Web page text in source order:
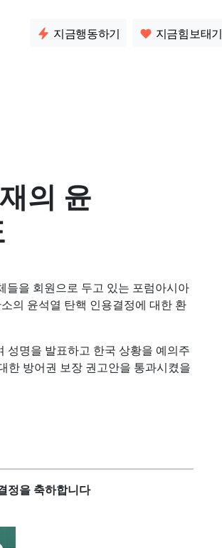
지금행동하기 지금힘보태기
의 윤
들을 회원으로 두고 있는 포럼아시아
의 윤석열 탄핵 인용결정에 대한 환
성명을 발표하고 한국 상황을 예의주
한 방어권 보장 권고안을 통과시켰을
정을 축하합니다